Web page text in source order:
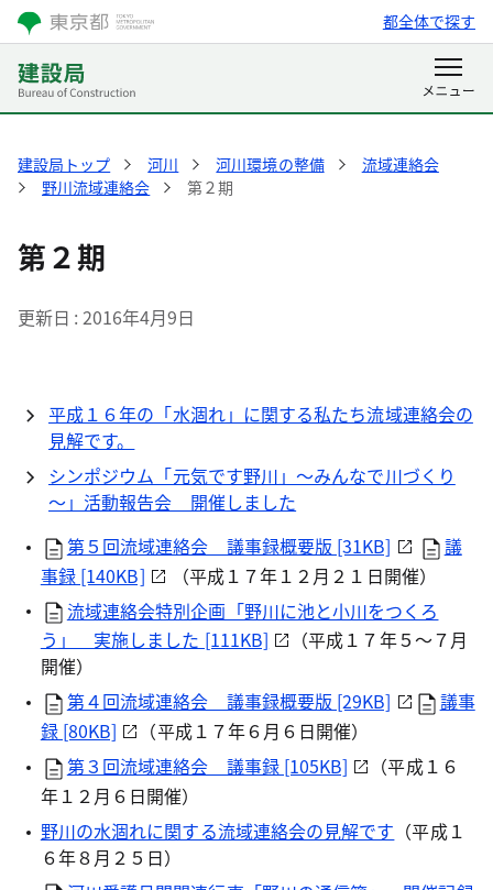
都全体で探す
建設局トップ 河川 河川環境の整備
流域連絡会
野川流域連絡会
第２期
第２期
更新日 2016年4月9日
平成１６年の「水涸れ」に関する私たち流域連絡会の
見解です。
シンポジウム「元気です野川」～みんなで川づくり
～」活動報告会 開催しました
第５回流域連絡会 議事録概要版 [31KB]
議
事録 [140KB]
（平成１７年１２月２１日開催）
流域連絡会特別企画「野川に池と小川をつくろ
う」 実施しました [111KB]
（平成１７年５～７月
開催）
第４回流域連絡会 議事録概要版 [29KB]
議事
録 [80KB]
（平成１７年６月６日開催）
第３回流域連絡会 議事録 [105KB]
（平成１６
年１２月６日開催）
野川の水涸れに関する流域連絡会の見解です （平成１
６年８月２５日）